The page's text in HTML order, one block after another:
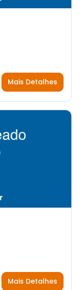
Mais Detalhes
Mais Detalhes